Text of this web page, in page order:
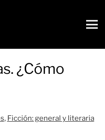
¿Cómo
, Ficción: general y literaria